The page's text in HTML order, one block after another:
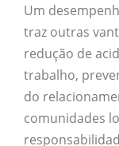
Um
traz outras
redução de
trabalho,
do
comunidades